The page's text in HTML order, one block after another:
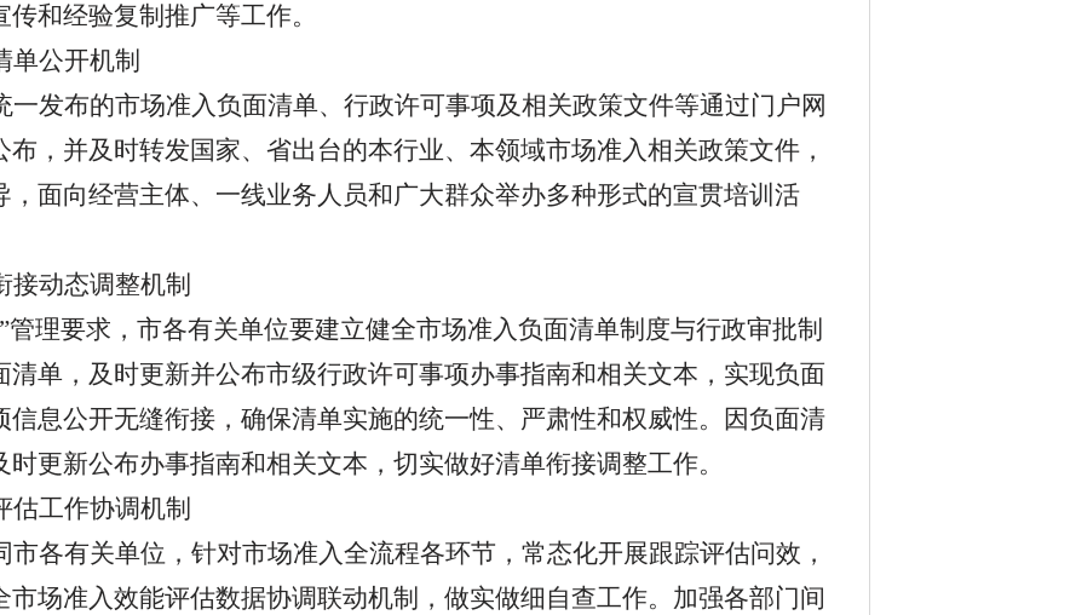
和经验复制推广等工作。
单公开机制
一发布的市场准入负面清单、行政许可事项及相关政策文件等通过门户网
布，并及时转发国家、省出台的本行业、本领域市场准入相关政策文件，
面向经营主体、一线业务人员和广大群众举办多种形式的宣贯培训活
接动态调整机制
管理要求，市各有关单位要建立健全市场准入负面清单制度与行政审批制
清单，及时更新并公布市级行政许可事项办事指南和相关文本，实现负面
息公开无缝衔接，确保清单实施的统一性、严肃性和权威性。因负面清
更新公布办事指南和相关文本，切实做好清单衔接调整工作。
估工作协调机制
各有关单位，针对市场准入全流程各环节，常态化开展跟踪评估问效，
场准入效能评估数据协调联动机制，做实做细自查工作。加强各部门间